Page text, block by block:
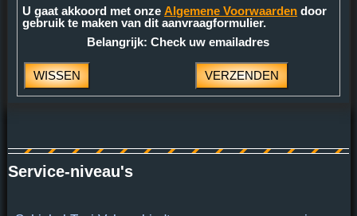
U gaat akkoord met onzeAlgemene Voorwaarden door
gebruik te maken van dit aanvraagformulier.
Belangrijk: Check uw emailadres
Service-niveau's